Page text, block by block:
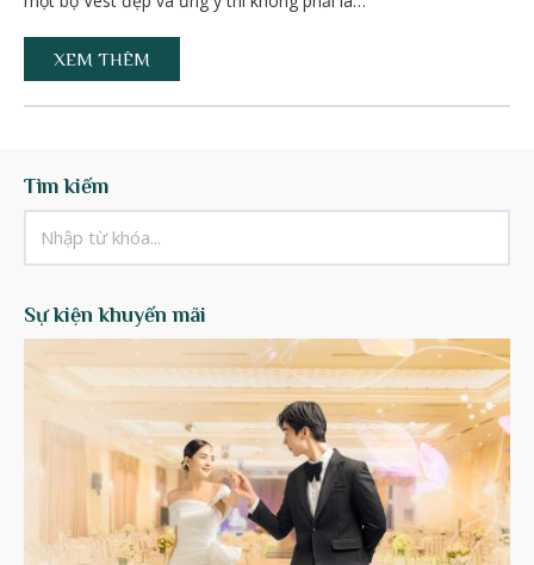
XEM THÊM
Tìm kiếm
Sự kiện khuyến mãi